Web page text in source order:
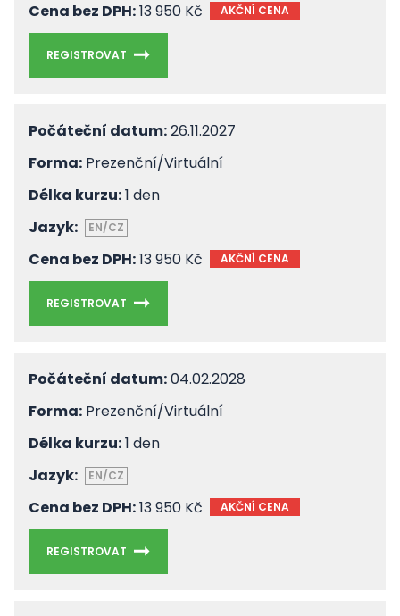
Cena bez DPH:13 950 Kč AKČNÍ CENA
REGISTROVAT
Počáteční datum:26.11.2027
Forma: Prezenční/Virtuální
Délka kurzu:1 den
Jazyk:
EN/CZ
Cena bez DPH:13 950 Kč AKČNÍ CENA
REGISTROVAT
Počáteční datum:04.02.2028
Forma: Prezenční/Virtuální
Délka kurzu:1 den
Jazyk:
EN/CZ
Cena bez DPH:13 950 Kč AKČNÍ CENA
REGISTROVAT